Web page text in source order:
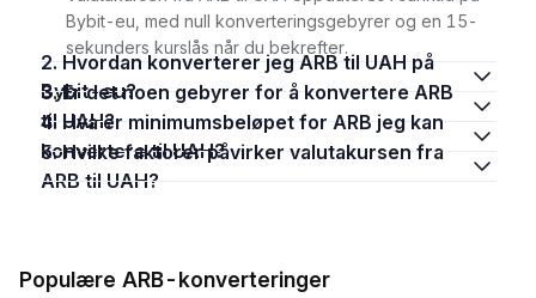
Bybit-eu, med null konverteringsgebyrer og en 15-
sekunders kurslås når du bekrefter.
2. Hvordan konverterer jeg ARB til UAH på
Bybit-eu?
3. Er det noen gebyrer for å konvertere ARB
til UAH?
4. Hva er minimumsbeløpet for ARB jeg kan
konvertere til UAH?
5. Hvilke faktorer påvirker valutakursen fra
ARB til UAH?
Populære ARB-konverteringer